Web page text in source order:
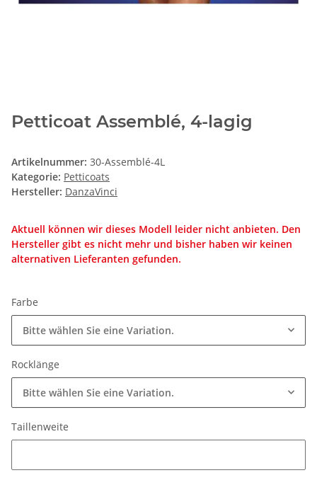
Petticoat Assemblé, 4-lagig
Artikelnummer: 30-Assemblé-4L
Kategorie: Petticoats
Hersteller: DanzaVinci
Aktuell können wir dieses Modell leider nicht anbieten. Den
Hersteller gibt es nicht mehr und bisher haben wir keinen
alternativen Lieferanten gefunden.
Farbe
Bitte wählen Sie eine Variation.
Rocklänge
Bitte wählen Sie eine Variation.
Taillenweite